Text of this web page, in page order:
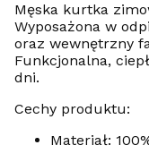
Męska kurtka
Wyposażona w
oraz wewnętrzny
Funkcjonalna,
dni.
Cechy produktu:
Materiał: